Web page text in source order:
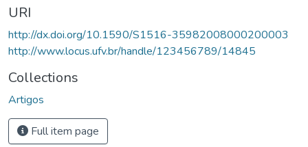
URI
http://dx.doi.org/10.1590/S1516-35982008000200003
http://www.locus.ufv.br/handle/123456789/14845
Collections
Artigos
Full item page